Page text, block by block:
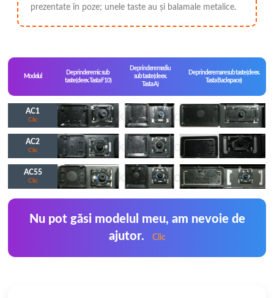
prezentate în poze; unele taste au și balamale metalice.
Modelul
De prindere mic sub
taste (de ex. Tasta F10)
De prindere mediu
sub taste (de ex.
Tasta A)
De prindere mare sub taste (de ex.
Tasta Backspace)
AC1
Clic
AC2
Clic
AC55
Clic
Nu pot găsi modelul meu, am nevoie de
ajutor.
Clic